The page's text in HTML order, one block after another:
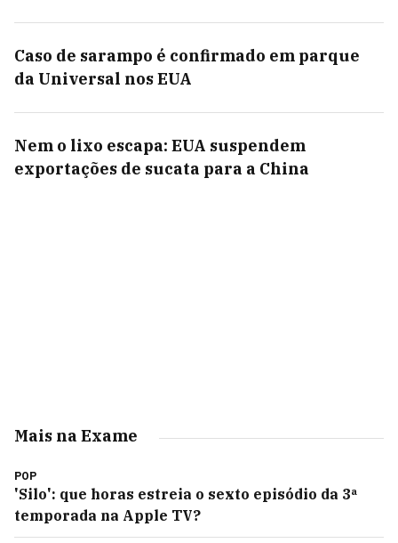
Caso de sarampo é confirmado em parque
da Universal nos EUA
Nem o lixo escapa: EUA suspendem
exportações de sucata para a China
Mais na Exame
POP
'Silo': que horas estreia o sexto episódio da 3ª
temporada na Apple TV?